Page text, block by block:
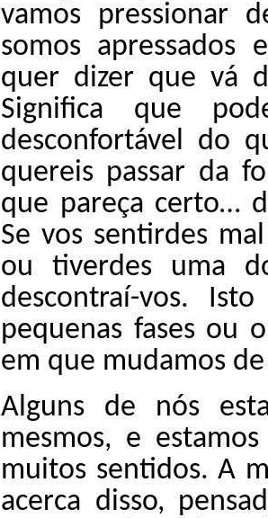
vamos pressionar
somos apressados
quer dizer que vá
Significa que
desconfortável do
quereis passar da
que pareça certo…
Se vos sentirdes
ou tiverdes uma
descontraí-vos.
pequenas fases ou
em que mudamos
Alguns de nós
mesmos, e
muitos sentidos. A
acerca disso,